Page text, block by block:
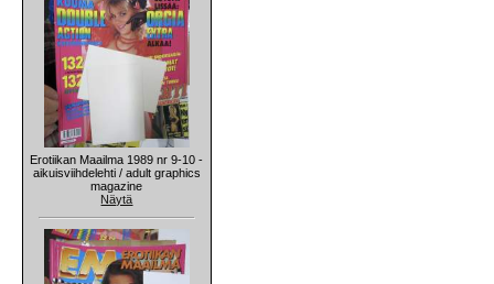
Erotiikan Maailma 1989 nr 9-10 -
aikuisviihdelehti / adult graphics
magazine
Näytä